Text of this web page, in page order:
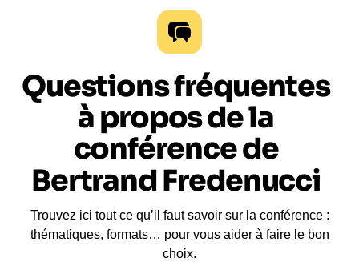
Questions fréquentes
à propos de la
conférence de
Bertrand Fredenucci
Trouvez ici tout ce qu’il faut savoir sur la conférence :
thématiques, formats… pour vous aider à faire le bon
choix.